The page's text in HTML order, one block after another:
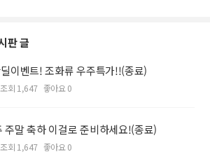
판 글
이벤트! 조화류 우주특가!!(종료)
조회 1,647 좋아요 0
말 축하 이걸로 준비하세요!(종료)
조회 1,647 좋아요 0